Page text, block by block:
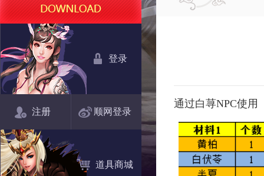
登录
注册 顺网登录
道具商城
通过白荨NPC使用